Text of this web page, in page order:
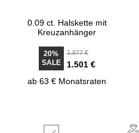
0.09 ct. Halskette mit
Kreuzanhänger
20%
SALE
1.877 €
1.501 €
ab 63 € Monatsraten